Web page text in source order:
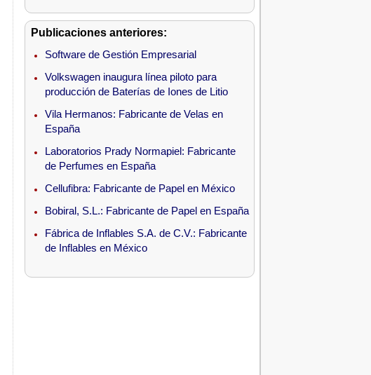
Publicaciones anteriores:
Software de Gestión Empresarial
Volkswagen inaugura línea piloto para
producción de Baterías de Iones de Litio
Vila Hermanos: Fabricante de Velas en
España
Laboratorios Prady Normapiel: Fabricante
de Perfumes en España
Cellufibra: Fabricante de Papel en México
Bobiral, S.L.: Fabricante de Papel en España
Fábrica de Inflables S.A. de C.V.: Fabricante
de Inflables en México